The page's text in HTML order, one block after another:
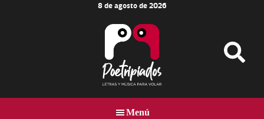
8 de agosto de 2026
MÚSICAMenú